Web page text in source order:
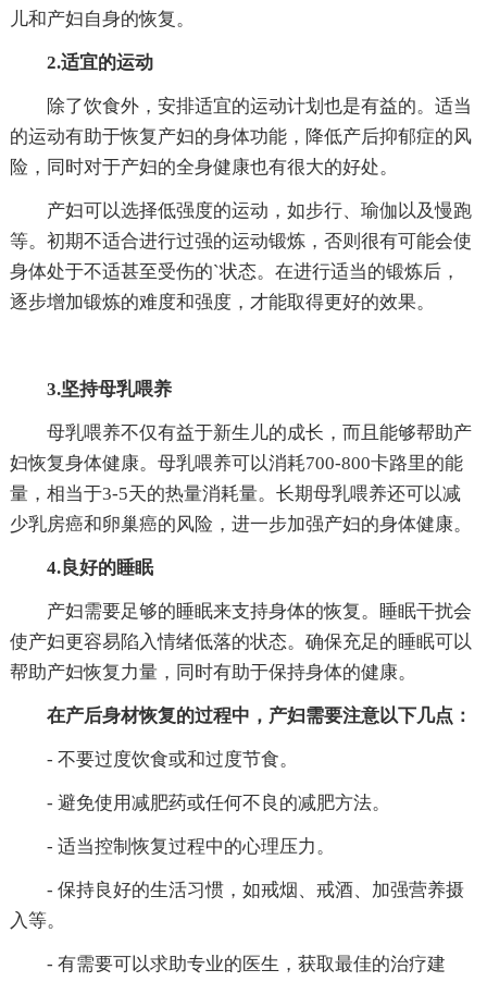
儿和产妇自身的恢复。
2.适宜的运动
除了饮食外，安排适宜的运动计划也是有益的。适当
的运动有助于恢复产妇的身体功能，降低产后抑郁症的风
险，同时对于产妇的全身健康也有很大的好处。
产妇可以选择低强度的运动，如步行、瑜伽以及慢跑
等。初期不适合进行过强的运动锻炼，否则很有可能会使
身体处于不适甚至受伤的`状态。在进行适当的锻炼后，
逐步增加锻炼的难度和强度，才能取得更好的效果。
3.坚持母乳喂养
母乳喂养不仅有益于新生儿的成长，而且能够帮助产
妇恢复身体健康。母乳喂养可以消耗700-800卡路里的能
量，相当于3-5天的热量消耗量。长期母乳喂养还可以减
少乳房癌和卵巢癌的风险，进一步加强产妇的身体健康。
4.良好的睡眠
产妇需要足够的睡眠来支持身体的恢复。睡眠干扰会
使产妇更容易陷入情绪低落的状态。确保充足的睡眠可以
帮助产妇恢复力量，同时有助于保持身体的健康。
在产后身材恢复的过程中，产妇需要注意以下几点：
- 不要过度饮食或和过度节食。
- 避免使用减肥药或任何不良的减肥方法。
- 适当控制恢复过程中的心理压力。
- 保持良好的生活习惯，如戒烟、戒酒、加强营养摄
入等。
- 有需要可以求助专业的医生，获取最佳的治疗建